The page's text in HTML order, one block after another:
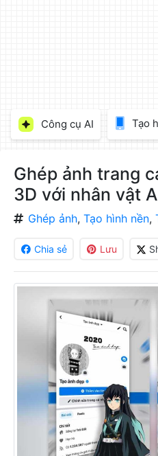
Công cụ AI Tạo
Ghép ảnh trang
3D với nhân vật
Ghép ảnh, Tạo hình nền,
Chia sẻ Lưu